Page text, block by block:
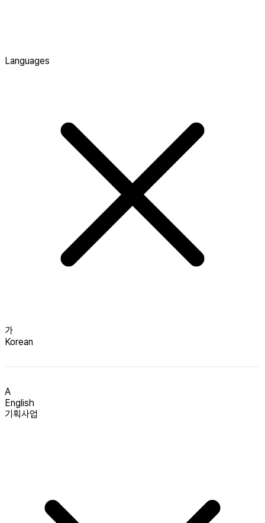
Languages
가
Korean
A
English
기획사업